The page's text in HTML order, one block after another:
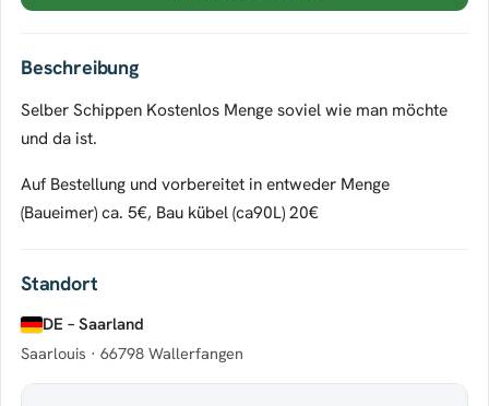
Beschreibung
Selber Schippen Kostenlos Menge soviel wie man möchte
und da ist.
Auf Bestellung und vorbereitet in entweder Menge
(Baueimer) ca. 5€, Bau kübel (ca90L) 20€
Standort
DE – Saarland
Saarlouis · 66798 Wallerfangen